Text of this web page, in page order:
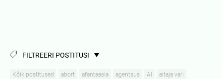
FILTREERI POSTITUSI
Kõik postitused abort afantaasia agentsus AI
aitaja vari